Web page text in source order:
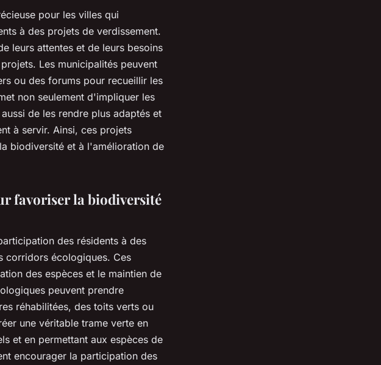
pour les villes qui
à des projets de verdissement.
leurs attentes et de leurs besoins
Les municipalités peuvent
ou des forums pour recueillir les
non seulement d'impliquer les
de les rendre plus adaptés et
à servir. Ainsi, ces projets
biodiversité et à l'amélioration de
favoriser la biodiversité
des résidents à des
corridors écologiques. Ces
des espèces et le maintien de
peuvent prendre
réhabilitées, des toits verts ou
une véritable trame verte en
et en permettant aux espèces de
encourager la participation des